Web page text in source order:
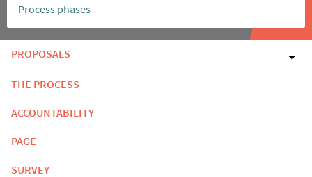
Process phases
PROPOSALS
THE PROCESS
ACCOUNTABILITY
PAGE
SURVEY